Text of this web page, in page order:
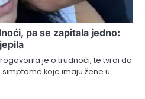
pa se zapitala jedno:
je o trudnoći, te tvrdi da
koje imaju žene u…